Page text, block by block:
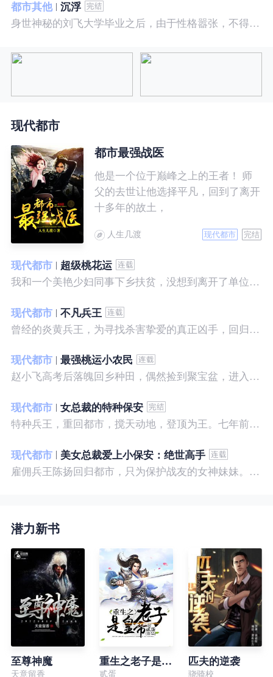
都市其他
沉浮
身世神秘的刘飞大学毕业之后，由于性格嚣张，不得不一而再再而三的面临着重重危机，受到了来自各方面的全方位打压
现代都市
都市最强战医
他是一个位于巅峰之上的王者！ 师
父的去世让他选择平凡，回到了离开
十多年的故土，
人生几渡 现代都市 完结
现代都市
超级桃花运
我和一个美艳少妇同事下乡扶贫，没想到离开了单位之后，她就性格大变……
现代都市
不凡兵王
曾经的炎黄兵王，为寻找杀害挚爱的真正凶手，回归都市，开始了一段精彩绝伦的征程。
现代都市
最强桃运小农民
赵小飞高考后落魄回乡种田，偶然捡到聚宝盆，进入聚宝洞，从此开启了发家致富、拳打村霸、坐拥美女的桃运巅峰人生！
现代都市
女总裁的特种保安
特种兵王，重回都市，搅天动地，登顶为王。七年前，他是社会底层的小混混，七年后，他是经历过战与火考验的特种兵王。
现代都市
美女总裁爱上小保安：绝世高手
雇佣兵王陈扬回归都市，只为保护战友的女神妹妹。繁华都市里，陈扬如鱼得水，，逍遥自在。
潜力新书
至尊神魔
天意留香
重生之老子是皇帝
贰蛋
匹夫的逆袭
骁骑校